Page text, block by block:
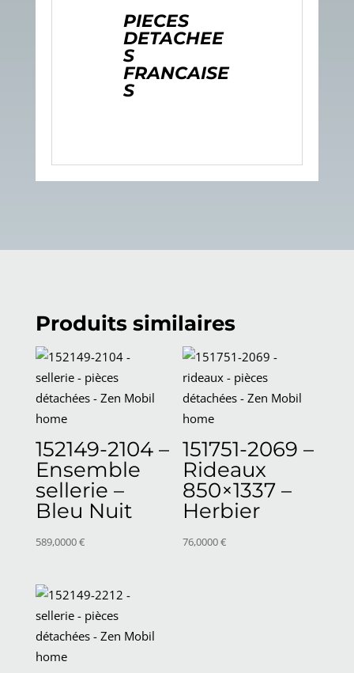
PIECES
DETACHEE
S
FRANCAISE
S
Produits similaires
152149-2104 –
Ensemble
sellerie –
Bleu Nuit
589,0000€
151751-2069 –
Rideaux
850×1337 –
Herbier
76,0000€